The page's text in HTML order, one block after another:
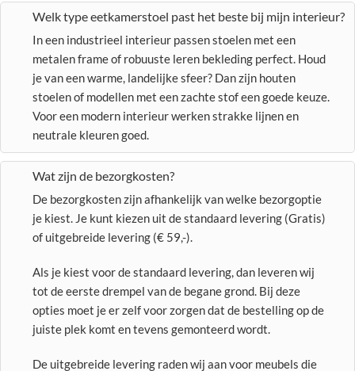
Welk type eetkamerstoel past het beste bij mijn interieur?
In een industrieel interieur passen stoelen met een
metalen frame of robuuste leren bekleding perfect. Houd
je van een warme, landelijke sfeer? Dan zijn houten
stoelen of modellen met een zachte stof een goede keuze.
Voor een modern interieur werken strakke lijnen en
neutrale kleuren goed.
Wat zijn de bezorgkosten?
De bezorgkosten zijn afhankelijk van welke bezorgoptie
je kiest. Je kunt kiezen uit de standaard levering (Gratis)
of uitgebreide levering (€ 59,-).
Als je kiest voor de standaard levering, dan leveren wij
tot de eerste drempel van de begane grond. Bij deze
opties moet je er zelf voor zorgen dat de bestelling op de
juiste plek komt en tevens gemonteerd wordt.
De uitgebreide levering raden wij aan voor meubels die